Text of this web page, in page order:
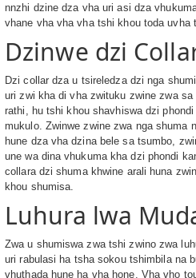
nnzhi dzine dza vha uri asi dza
vhane vha vha vha tshi khou toda uvha
Dzinwe dzi
Dzi collar dza u tsireledza dzi nga
uri zwi kha di vha zwituku zwine zwa
rathi, hu tshi khou shavhiswa dzi
mukulo. Zwinwe zwine zwa nga shuma
hune dza vha dzina bele sa tsumbo,
une wa dina vhukuma kha dzi phondi
collara dzi shuma khwine arali huna
khou shumisa.
Luhura lwa
Zwa u shumiswa zwa tshi zwino zwa
uri rabulasi ha tsha sokou tshimbila na
vhuthada hune ha vha hone. Vha vho